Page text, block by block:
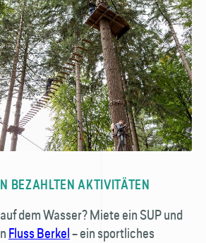
BEZAHLTEN AKTIVITÄTEN
dem Wasser? Miete ein SUP und
Fluss Berkel– ein sportliches